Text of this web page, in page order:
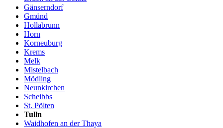
Gänserndorf
Gmünd
Hollabrunn
Horn
Korneuburg
Krems
Melk
Mistelbach
Mödling
Neunkirchen
Scheibbs
St. Pölten
Tulln
Waidhofen an der Thaya